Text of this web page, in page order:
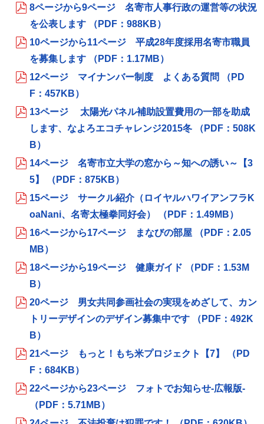
8ページから9ページ 名寄市人事行政の運営等の状況
を公表します （PDF：988KB）
10ページから11ページ 平成28年度採用名寄市職員
を募集します （PDF：1.17MB）
12ページ マイナンバー制度 よくある質問 （PD
F：457KB）
13ページ 太陽光パネル補助設置費用の一部を助成
します、なよろエコチャレンジ2015冬 （PDF：508K
B）
14ページ 名寄市立大学の窓から～知への誘い～【3
5】 （PDF：875KB）
15ページ サークル紹介（ロイヤルハワイアンフラK
oaNani、名寄太極拳同好会） （PDF：1.49MB）
16ページから17ページ まなびの部屋 （PDF：2.05
MB）
18ページから19ページ 健康ガイド （PDF：1.53M
B）
20ページ 男女共同参画社会の実現をめざして、カン
トリーデザインのデザイン募集中です （PDF：492K
B）
21ページ もっと！もち米プロジェクト【7】 （PD
F：684KB）
22ページから23ページ フォトでお知らせ‐広報版‐
（PDF：5.71MB）